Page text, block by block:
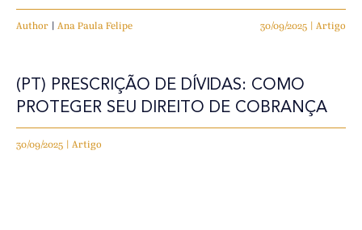
Author | Ana Paula Felipe 30/09/2025 | Artigo
(PT) PRESCRIÇÃO DE DÍVIDAS: COMO
PROTEGER SEU DIREITO DE COBRANÇA
30/09/2025 | Artigo